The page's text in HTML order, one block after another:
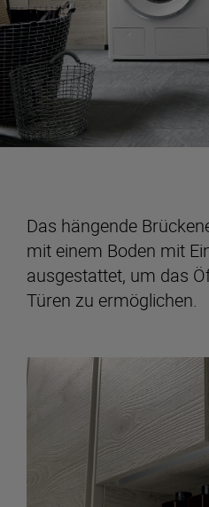
Das hängende
mit einem Boden mit
ausgestattet, um das
Türen zu ermöglichen.